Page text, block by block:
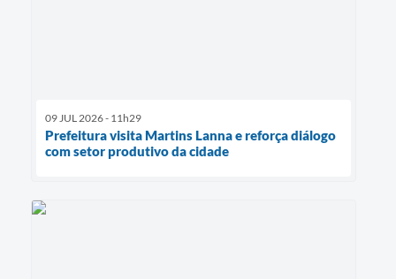
09 JUL 2026 - 11h29
Prefeitura visita Martins Lanna e reforça diálogo
com setor produtivo da cidade